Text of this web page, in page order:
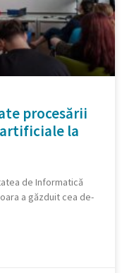
procesării
la
de Informatică
a găzduit cea de-